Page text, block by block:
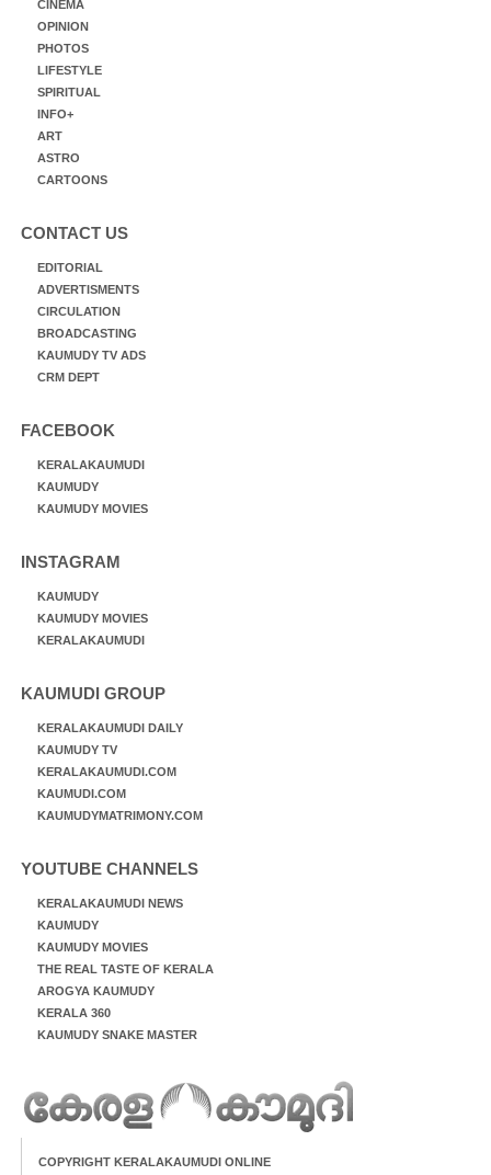
CINEMA
OPINION
PHOTOS
LIFESTYLE
SPIRITUAL
INFO+
ART
ASTRO
CARTOONS
CONTACT US
EDITORIAL
ADVERTISMENTS
CIRCULATION
BROADCASTING
KAUMUDY TV ADS
CRM DEPT
FACEBOOK
KERALAKAUMUDI
KAUMUDY
KAUMUDY MOVIES
INSTAGRAM
KAUMUDY
KAUMUDY MOVIES
KERALAKAUMUDI
KAUMUDI GROUP
KERALAKAUMUDI DAILY
KAUMUDY TV
KERALAKAUMUDI.COM
KAUMUDI.COM
KAUMUDYMATRIMONY.COM
YOUTUBE CHANNELS
KERALAKAUMUDI NEWS
KAUMUDY
KAUMUDY MOVIES
THE REAL TASTE OF KERALA
AROGYA KAUMUDY
KERALA 360
KAUMUDY SNAKE MASTER
COPYRIGHT KERALAKAUMUDI ONLINE